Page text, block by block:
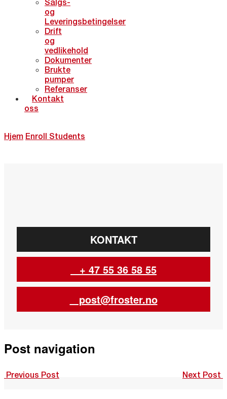
og
Leveringsbetingelser
Drift
og
vedlikehold
Dokumenter
Brukte
pumper
Referanser
Kontakt
oss
Hjem Enroll Students
KONTAKT
+ 47 55 36 58 55
post@froster.no
Post navigation
Previous Post Next Post